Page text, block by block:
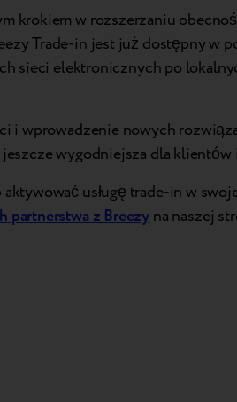
krokiem w rozszerzaniu
Trade-in jest już dostępny w
sieci elektronicznych po
i wprowadzenie nowych
wygodniejsza dla klientów
usługę trade-in w
partnerstwa z Breezyna naszej